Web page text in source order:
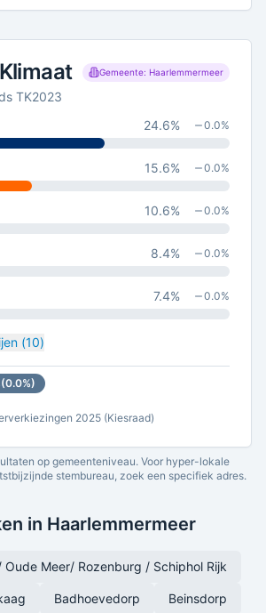
Gemeente: Haarlemmermeer
TK2023
24.6% 0.0%
15.6% 0.0%
10.6% 0.0%
8.4% 0.0%
7.4% 0.0%
(10)
(0.0%)
2025 (Kiesraad)
op gemeenteniveau. Voor hyper-lokale
stembureau, zoek een specifiek adres.
in Haarlemmermeer
Meer/ Rozenburg / Schiphol Rijk
Badhoevedorp Beinsdorp